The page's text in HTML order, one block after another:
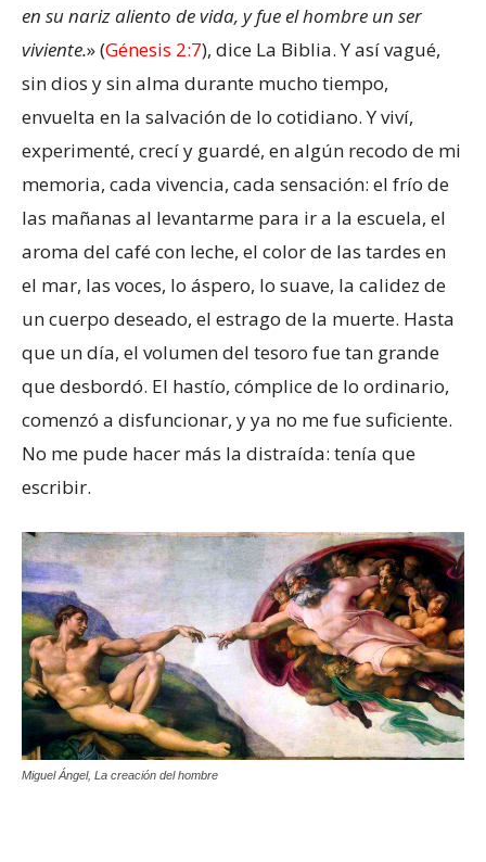
en su nariz aliento de vida, y fue el hombre un ser
viviente.» (Génesis 2:7), dice La Biblia. Y así vagué,
sin dios y sin alma durante mucho tiempo,
envuelta en la salvación de lo cotidiano. Y viví,
experimenté, crecí y guardé, en algún recodo de mi
memoria, cada vivencia, cada sensación: el frío de
las mañanas al levantarme para ir a la escuela, el
aroma del café con leche, el color de las tardes en
el mar, las voces, lo áspero, lo suave, la calidez de
un cuerpo deseado, el estrago de la muerte. Hasta
que un día, el volumen del tesoro fue tan grande
que desbordó. El hastío, cómplice de lo ordinario,
comenzó a disfuncionar, y ya no me fue suficiente.
No me pude hacer más la distraída: tenía que
escribir.
Miguel Ángel, La creación del hombre